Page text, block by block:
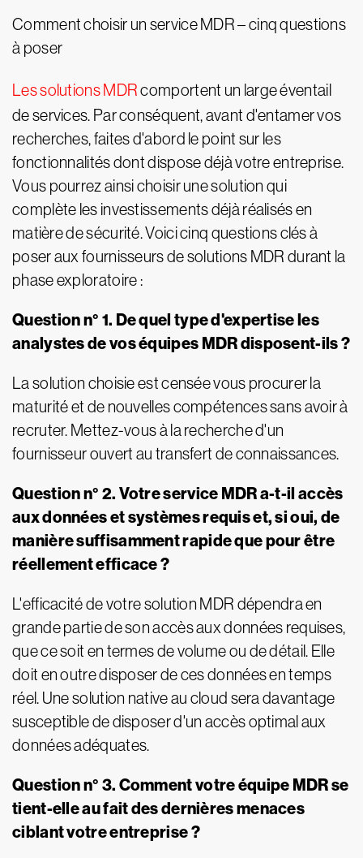
Comment choisir un service MDR – cinq questions
à poser
Les solutions MDRcomportent un large éventail
de services. Par conséquent, avant d'entamer vos
recherches, faites d'abord le point sur les
fonctionnalités dont dispose déjà votre entreprise.
Vous pourrez ainsi choisir une solution qui
complète les investissements déjà réalisés en
matière de sécurité. Voici cinq questions clés à
poser aux fournisseurs de solutions MDR durant la
phase exploratoire :
Question n° 1. De quel type d'expertise les
analystes de vos équipes MDR disposent-ils ?
La solution choisie est censée vous procurer la
maturité et de nouvelles compétences sans avoir à
recruter. Mettez-vous à la recherche d'un
fournisseur ouvert au transfert de connaissances.
Question n° 2. Votre service MDR a-t-il accès
aux données et systèmes requis et, si oui, de
manière suffisamment rapide que pour être
réellement efficace ?
L'efficacité de votre solution MDR dépendra en
grande partie de son accès aux données requises,
que ce soit en termes de volume ou de détail. Elle
doit en outre disposer de ces données en temps
réel. Une solution native au cloud sera davantage
susceptible de disposer d'un accès optimal aux
données adéquates.
Question n° 3. Comment votre équipe MDR se
tient-elle au fait des dernières menaces
ciblant votre entreprise ?